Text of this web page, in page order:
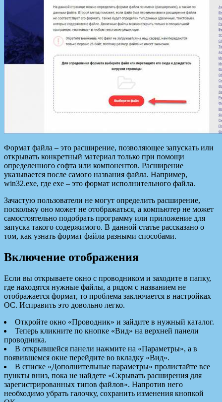
Формат файла – это расширение, позволяющее запускать или
открывать конкретный материал только при помощи
определенного софта или компонентов. Расширение
указывается после самого названия файла. Например,
win32.exe, где exe – это формат исполнительного файла.
Зачастую пользователи не могут определить расширение,
поскольку оно может не отображаться, а компьютер не может
самостоятельно подобрать программу или приложение для
запуска такого содержимого. В данной статье рассказано о
том, как узнать формат файла разными способами.
Включение отображения
Если вы открываете окно с проводником и заходите в папку,
где находятся нужные файлы, а рядом с названием не
отображается формат, то проблема заключается в настройках
ОС. Исправить это довольно легко.
Откройте окно «Проводник» и зайдите в нужный каталог.
Теперь кликните по кнопке «Вид» на верхней панели
проводника.
В открывшейся панели нажмите на «Параметры», а в
появившемся окне перейдите во вкладку «Вид».
В списке «Дополнительные параметры» пролистайте все
пункты вниз, пока не найдете «Скрывать расширения для
зарегистрированных типов файлов». Напротив него
необходимо убрать галочку, сохранить изменения кнопкой